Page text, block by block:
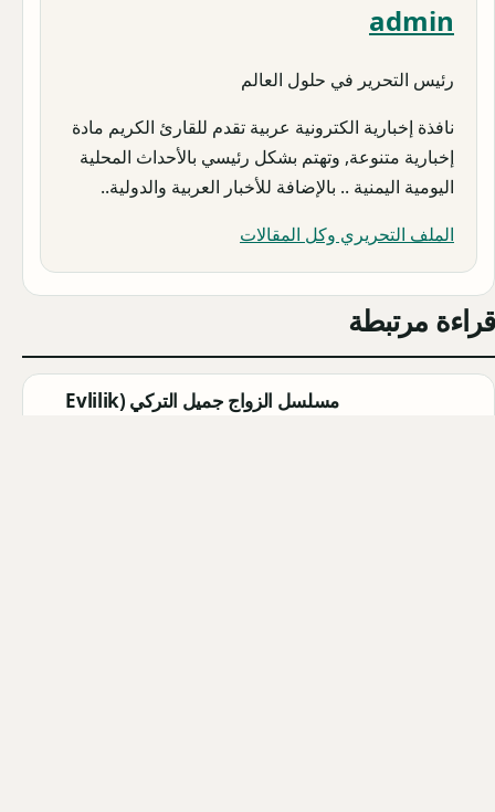
admin
رئيس التحرير في حلول العالم
نافذة إخبارية الكترونية عربية تقدم للقارئ الكريم مادة
إخبارية متنوعة, وتهتم بشكل رئيسي بالأحداث المحلية
اليومية اليمنية .. بالإضافة للأخبار العربية والدولية..
الملف التحريري وكل المقالات
قراءة مرتبطة
مسلسل الزواج جميل التركي (Evlilik